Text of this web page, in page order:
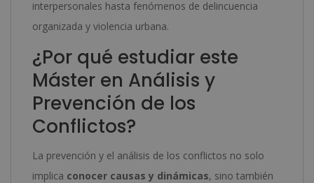
interpersonales hasta fenómenos de delincuencia
organizada y violencia urbana.
¿Por qué estudiar este
Máster en Análisis y
Prevención de los
Conflictos?
La prevención y el análisis de los conflictos no solo
implica conocer causas y dinámicas, sino también